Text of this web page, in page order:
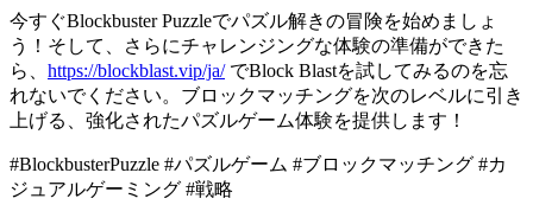
今すぐBlockbuster Puzzleでパズル解きの冒険を始めましょ
う！そして、さらにチャレンジングな体験の準備ができた
ら、 https://blockblast.vip/ja/でBlock Blastを試してみるのを忘
れないでください。ブロックマッチングを次のレベルに引き
上げる、強化されたパズルゲーム体験を提供します！
#BlockbusterPuzzle #パズルゲーム #ブロックマッチング #カ
ジュアルゲーミング #戦略